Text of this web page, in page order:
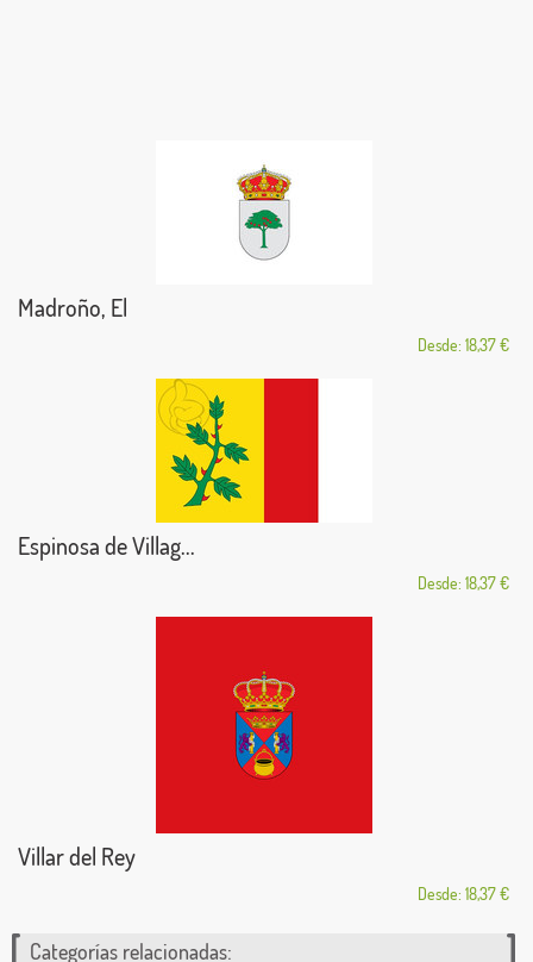
Madroño, El
Desde: 18,37 €
Espinosa de Villag...
Desde: 18,37 €
Villar del Rey
Desde: 18,37 €
Categorías relacionadas: